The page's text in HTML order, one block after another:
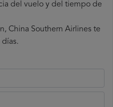
del vuelo y del tiempo de
China Southern Airlines te
días.